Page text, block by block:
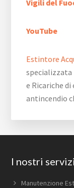
Vigili del
YouTube
Estintore
specializzata
e Ricariche
antincendio
Footer
I nostri
Manutenzione